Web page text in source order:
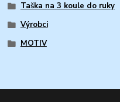
Taška na 3 koule do ruky
Výrobci
MOTIV